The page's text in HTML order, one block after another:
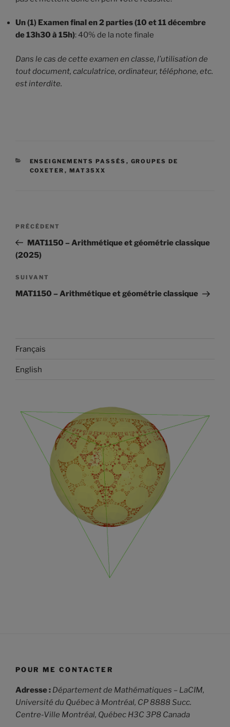
Un (1) Examen final en 2 parties(10 et 11 décembre
de 13h30 à 15h): 40% de la note finale
Dans le cas de cette examen en classe, l’utilisation de
tout document, calculatrice, ordinateur, téléphone, etc.
est interdite.
CATÉGORIES
ENSEIGNEMENTS PASSÉS , GROUPES DE
COXETER , MAT35XX
Navigation
l'article
Article
précédent
PRÉCÉDENT
MAT1150 – Arithmétique et géométrie classique
(2025)
Article
suivant
SUIVANT
MAT1150 – Arithmétique et géométrie classique
Français
English
POUR ME CONTACTER
Adresse : Département de Mathématiques – LaCIM,
Université du Québec à Montréal, CP 8888 Succ.
Centre-Ville Montréal, Québec H3C 3P8 Canada